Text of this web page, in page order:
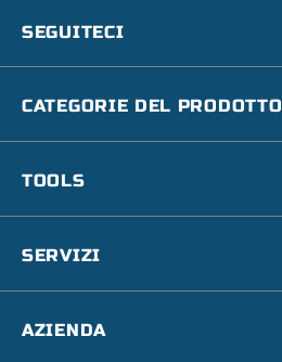
SEGUITECI
CATEGORIE DEL PRODOTTO
TOOLS
SERVIZI
AZIENDA